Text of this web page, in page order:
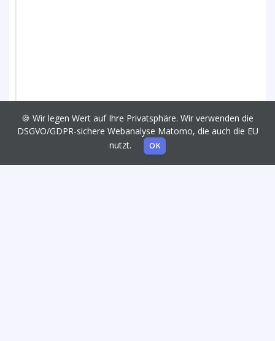
🍪 Wir legen Wert auf Ihre Privatsphäre. Wir verwenden die
DSGVO/GDPR-sichere Webanalyse Matomo, die auch die EU
nutzt.
OK